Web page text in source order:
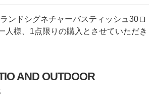
ンドシグネチャーバスティッシュ30ロ
人様、1点限りの購入とさせていただき
AND OUTDOOR